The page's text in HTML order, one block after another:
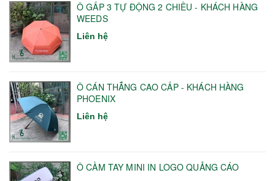
Ô GẤP 3 TỰ ĐỘNG 2 CHIỀU - KHÁCH HÀNG
WEEDS
Liên hệ
Ô CÁN THẲNG CAO CẤP - KHÁCH HÀNG
PHOENIX
Liên hệ
Ô CẦM TAY MINI IN LOGO QUẢNG CÁO